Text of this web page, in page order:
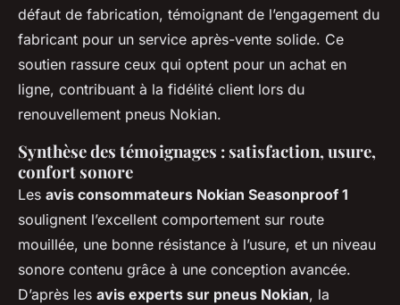
défaut de fabrication, témoignant de l’engagement du
fabricant pour un service après-vente solide. Ce
soutien rassure ceux qui optent pour un achat en
ligne, contribuant à la fidélité client lors du
renouvellement pneus Nokian.
Synthèse des témoignages : satisfaction, usure,
confort sonore
Les avis consommateurs Nokian Seasonproof 1
soulignent l’excellent comportement sur route
mouillée, une bonne résistance à l’usure, et un niveau
sonore contenu grâce à une conception avancée.
D’après les avis experts sur pneus Nokian, la